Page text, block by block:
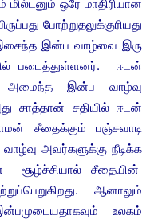
மில்டனும் ஒரே மாதிரியான
போற்றுதலுக்குரியது
இன்ப வாழ்வை இரு
படைத்துள்ளனர். ஈடன்
அமைந்த இன்ப வாழ்வு
சாத்தான் சதியில் ஈடன்
சீதைக்கும் பஞ்சவாடி
அவர்களுக்கு நீடிக்க
சீதையின்
ஆனாலும்
உலகம்